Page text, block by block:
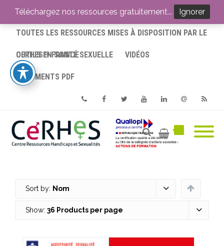
ACCUEIL
TOUTES LES RESSOURCES MISES À DISPOSITION PAR LE
CERHES® FRANCE
OUTILS EN SANTÉ SEXUELLE VIDÉOS
DOCUMENTS PDF
PhoneFacebookTwitterYoutube
Sort by: Nom
Show: 36 Products per page
Téléchargez nos ressources gratuitement... Ignorer